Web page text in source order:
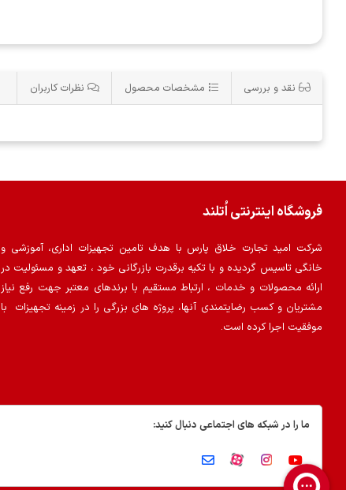
نقد و بررسی مشخصات محصول نظرات کاربران
فروشگاه اینترنتی اُتلند
شرکت امید تجارت خلاق پارس با هدف تامین تجهیزات اداری، آموزشی و
خانگی تاسیس گردیده و با تکیه برقدرت بازرگانی خود ، تعهد و مسئولیت در
ارائه محصولات و خدمات ، ارتباط مستقیم با برندهای معتبر جهت رفع نیاز
مشتریان و کسب رضایتمندی آنها، پروژه های بزرگی را در زمینه تجهیزات با
موفقیت اجرا کرده است.
ما را در شبکه های اجتماعی دنبال کنید: